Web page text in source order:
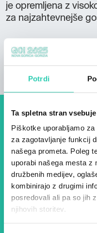
Potrdi
Ta spletna stran
Piškotke uporabljamo
za zagotavljanje funkcij
našega prometa. Poleg
uporabi našega mesta z
družbenih medijev,
kombinirajo z drugimi
posredovali ali pa so jih
njihovih storitev.
je opremljena z
za najzahtevnejše
Dogodki,
evropske
– prijavite
in ostanite
našimi